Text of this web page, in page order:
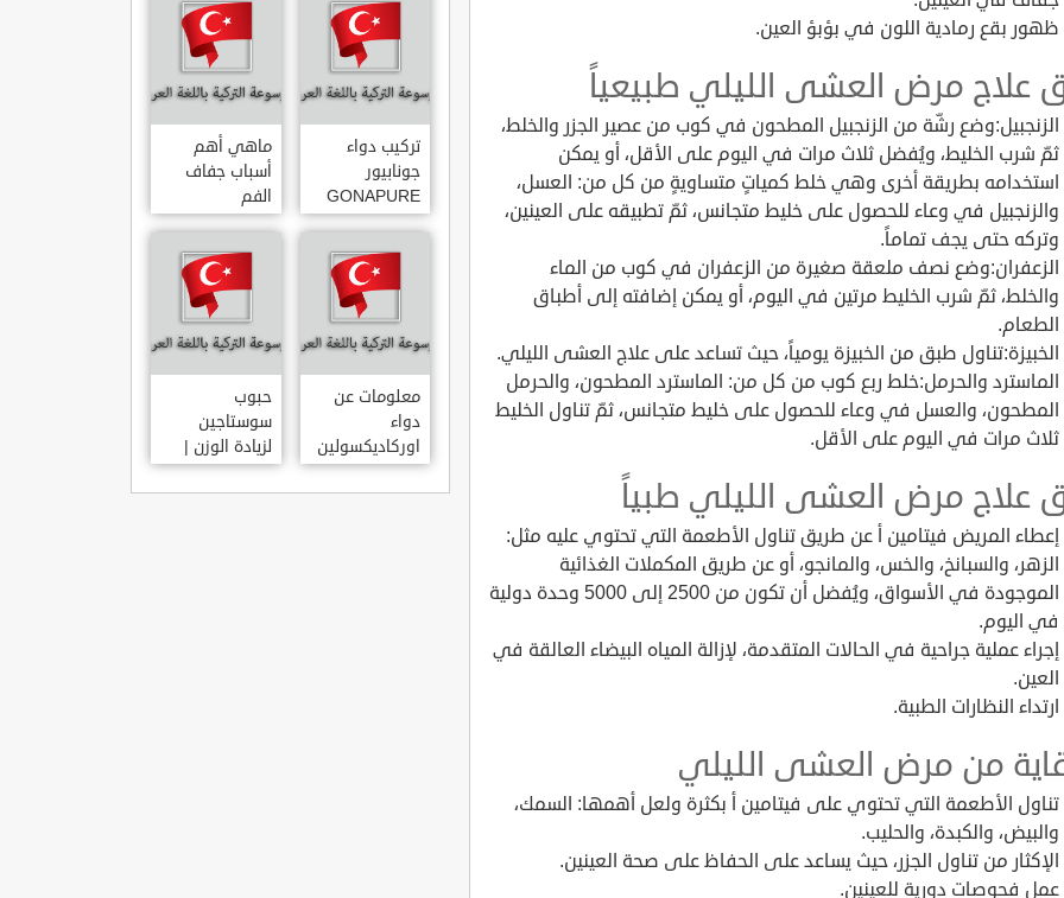
ظهور بقع رمادية اللون في بؤبؤ العين.
علاج مرض العشى الليلي طبيعياً
الزنجبيل:وضع رشّة من الزنجبيل المطحون في كوب من عصير الجزر والخلط،
ثمّ شرب الخليط، ويُفضل ثلاث مرات في اليوم على الأقل، أو يمكن
استخدامه بطريقة أخرى وهي خلط كمياتٍ متساويةٍ من كل من: العسل،
والزنجبيل في وعاء للحصول على خليط متجانس، ثمّ تطبيقه على العينين،
وتركه حتى يجف تماماً.
الزعفران:وضع نصف ملعقة صغيرة من الزعفران في كوب من الماء
والخلط، ثمّ شرب الخليط مرتين في اليوم، أو يمكن إضافته إلى أطباق
الطعام.
الخبيزة:تناول طبق من الخبيزة يومياً، حيث تساعد على علاج العشى الليلي.
الماسترد والحرمل:خلط ربع كوب من كل من: الماسترد المطحون، والحرمل
المطحون، والعسل في وعاء للحصول على خليط متجانس، ثمّ تناول الخليط
ثلاث مرات في اليوم على الأقل.
علاج مرض العشى الليلي طبياً
إعطاء المريض فيتامين أ عن طريق تناول الأطعمة التي تحتوي عليه مثل:
الزهر، والسبانخ، والخس، والمانجو، أو عن طريق المكملات الغذائية
الموجودة في الأسواق، ويُفضل أن تكون من 2500 إلى 5000 وحدة دولية
في اليوم.
إجراء عملية جراحية في الحالات المتقدمة، لإزالة المياه البيضاء العالقة في
العين.
ارتداء النظارات الطبية.
من مرض العشى الليلي
تناول الأطعمة التي تحتوي على فيتامين أ بكثرة ولعل أهمها: السمك،
والبيض، والكبدة، والحليب.
الإكثار من تناول الجزر، حيث يساعد على الحفاظ على صحة العينين.
عمل فحوصات دورية للعينين.
تركيب دواء
جونابيور
GONAPURE
ودواعي
استخدامه
ماهي أهم
أسباب جفاف
الفم
معلومات عن
دواء
اوركاديكسولين
ORCHADEXOLINE
حبوب
سوستاجين
لزيادة الوزن |
دواء سوستاجين
أفضل برشام